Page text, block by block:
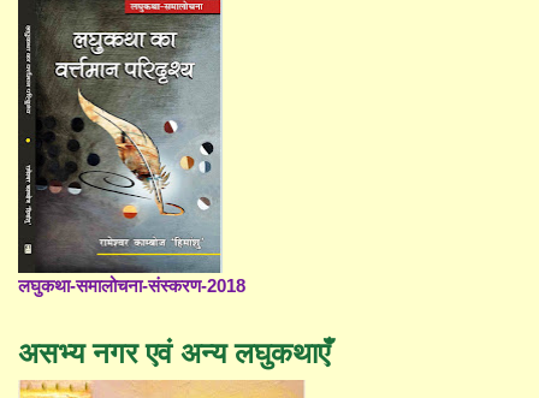
लघुकथा-समालोचना-संस्करण-2018
असभ्य नगर एवं अन्य लघुकथाएँ